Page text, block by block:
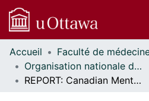
Communautés
et collections
Parcourir
Accueil
Organisation nationale de la santé autochtone // National Aboriginal Health Organization
REPORT: Canadian Mental Health Association Conference “Honouring Our Past, Charting Our Future”